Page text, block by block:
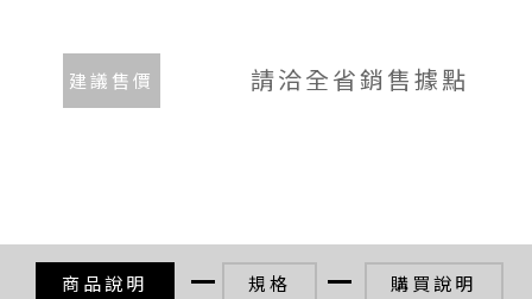
建議售價 請洽全省銷售據點
商品說明 規格 購買說明